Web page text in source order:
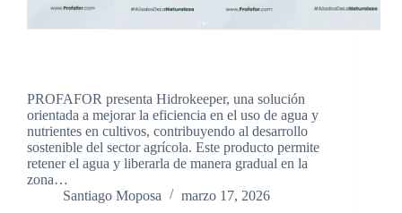
PROFAFOR presenta Hidrokeeper, una solución
orientada a mejorar la eficiencia en el uso de agua y
nutrientes en cultivos, contribuyendo al desarrollo
sostenible del sector agrícola. Este producto permite
retener el agua y liberarla de manera gradual en la
zona…
Santiago Moposa
marzo 17, 2026